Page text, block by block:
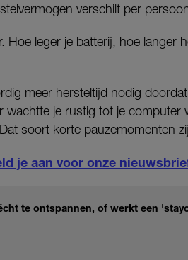
verschilt per
Hoe leger je batterij, hoe langer
meer hersteltijd nodig
wachtte je rustig tot je computer
soort korte pauzemomenten
je aan voor onze
te ontspannen, of werkt een